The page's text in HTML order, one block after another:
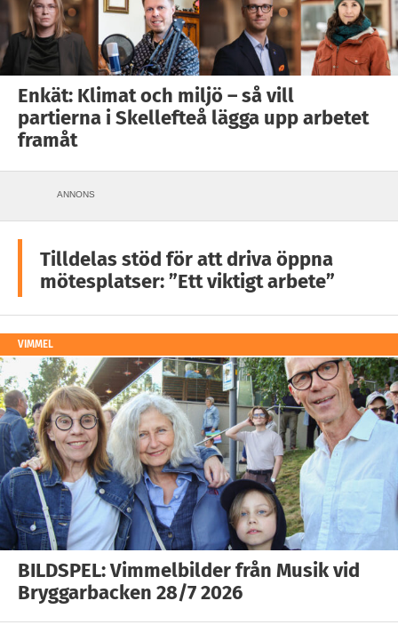
Enkät: Klimat och miljö – så vill
partierna i Skellefteå lägga upp arbetet
framåt
ANNONS
Tilldelas stöd för att driva öppna
mötesplatser: ”Ett viktigt arbete”
VIMMEL
BILDSPEL: Vimmelbilder från Musik vid
Bryggarbacken 28/7 2026